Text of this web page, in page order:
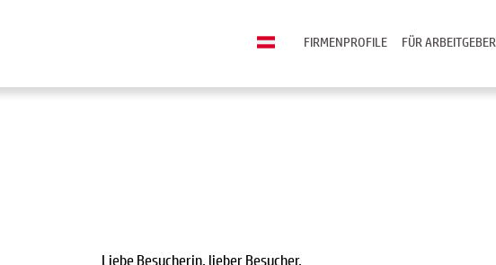
FÜR ARBEITGEBER
FIRMENPROFILE
Liebe Besucherin, lieber Besucher,